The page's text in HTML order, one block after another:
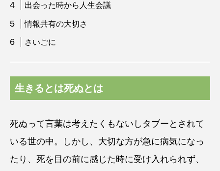
出会った時から人生会議
情報共有の大切さ
さいごに
生きるとは死ぬとは
死ぬって言葉は考えたくもないしタブーとされて
いる世の中。しかし、大切な方が急に病気になっ
たり、死を目の前に感じた時に受け入れられず、